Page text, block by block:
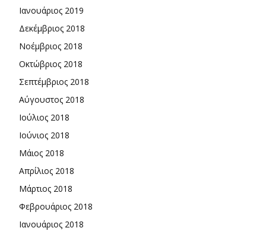
Ιανουάριος 2019
Δεκέμβριος 2018
Νοέμβριος 2018
Οκτώβριος 2018
Σεπτέμβριος 2018
Αύγουστος 2018
Ιούλιος 2018
Ιούνιος 2018
Μάιος 2018
Απρίλιος 2018
Μάρτιος 2018
Φεβρουάριος 2018
Ιανουάριος 2018